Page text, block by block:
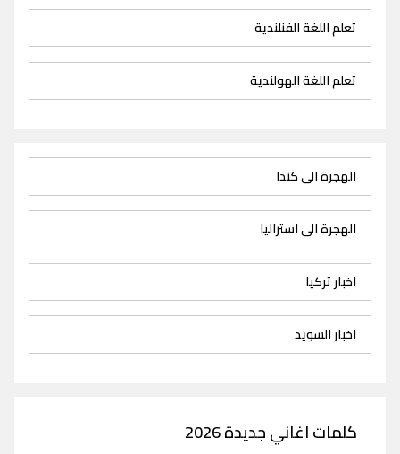
تعلم اللغة الفنلندية
تعلم اللغة الهولندية
الهجرة الى كندا
الهجرة الى استراليا
اخبار تركيا
اخبار السويد
كلمات اغاني جديدة 2026